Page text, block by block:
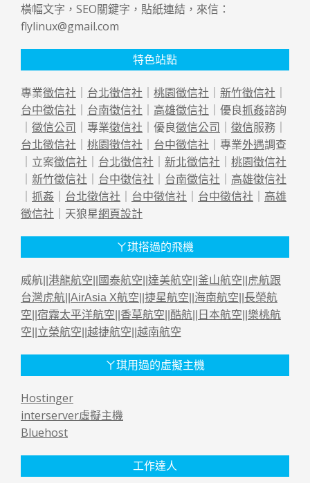
橫幅文字，SEO關鍵字，貼紙連結，來信：
flylinux@gmail.com
特色站點
專業徵信社 ｜ 台北徵信社 ｜ 桃園徵信社 ｜ 新竹徵信社 ｜
台中徵信社 ｜ 台南徵信社 ｜ 高雄徵信社 ｜優良抓姦諮詢
｜ 徵信公司 ｜專業徵信社 ｜優良徵信公司 ｜ 徵信服務｜
台北徵信社 ｜ 桃園徵信社 ｜ 台中徵信社 ｜專業外遇調查
｜立案徵信社 ｜ 台北徵信社 ｜ 新北徵信社 ｜ 桃園徵信社
｜ 新竹徵信社 ｜ 台中徵信社 ｜ 台南徵信社 ｜ 高雄徵信社
｜ 抓姦 ｜ 台北徵信社 ｜ 台中徵信社 ｜ 台中徵信社 ｜ 高雄
徵信社 ｜天狼星網頁設計
ㄚ琪搭過的飛機
威航|| 港龍航空 國泰航空 達美航空 釜山航空
虎航跟
台灣虎航 AirAsia X航空 捷星航空 海南航空 長榮航
空 宿霧太平洋航空 香草航空 酷航 日本航空 樂桃航
空 立榮航空 越捷航空 越南航空
ㄚ琪用過的虛擬主機
Hostinger
interserver虛擬主機
Bluehost
工作達人